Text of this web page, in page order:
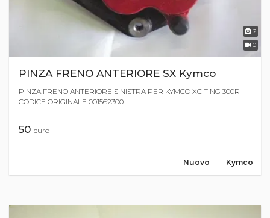
2
0
PINZA FRENO ANTERIORE SX Kymco
PINZA FRENO ANTERIORE SINISTRA PER KYMCO XCITING 300R
CODICE ORIGINALE 001562300
50 euro
Kymco
Nuovo